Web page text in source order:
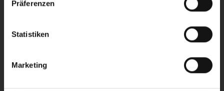
Präferenzen
Statistiken
Marketing
Alle Hilfethemen
Kontakt